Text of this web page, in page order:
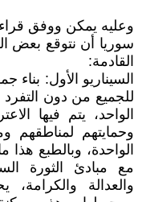
وعليه يمكن ووفق
سوريا أن نتوقع بعض
القادمة:
السيناريو الأول:
للجميع من دون التفرد
الواحد، يتم فيها
وحمايتهم لمناطقهم
الواحدة، وبالطبع هذا
مع مبادئ الثورة
والعدالة والكرامة،